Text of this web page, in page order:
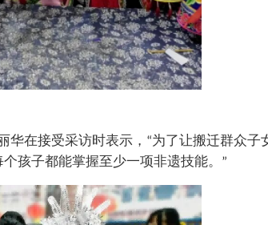
华在接受采访时表示， “为了让搬迁群众子
孩子都能掌握至少一项非遗技能。
”